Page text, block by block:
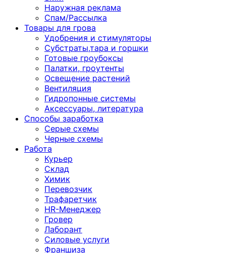
Наружная реклама
Спам/Рассылка
Товары для грова
Удобрения и стимуляторы
Субстраты,тара и горшки
Готовые гроубоксы
Палатки, гроутенты
Освещение растений
Вентиляция
Гидропонные системы
Аксессуары, литература
Способы заработка
Серые схемы
Черные схемы
Работа
Курьер
Склад
Химик
Перевозчик
Трафаретчик
HR-Менеджер
Гровер
Лаборант
Силовые услуги
Франшиза